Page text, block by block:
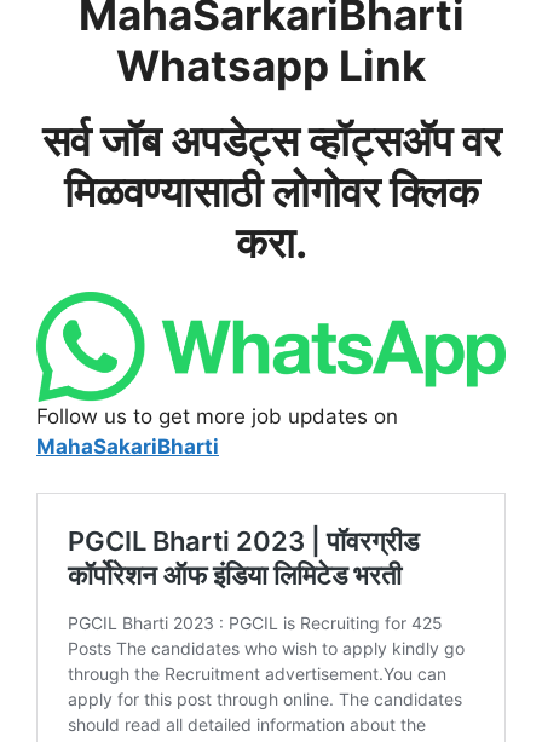
MahaSarkariBharti
Whatsapp Link
सर्व जॉब अपडेट्स व्हॉट्सअ‍ॅप वर
मिळवण्यासाठी लोगोवर क्लिक
करा.
Follow us to get more job updates on
MahaSakariBharti